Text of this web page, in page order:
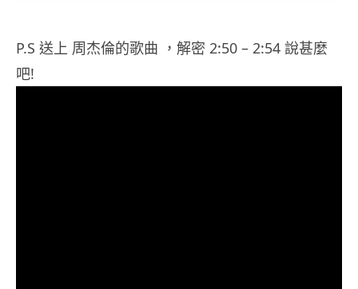
P.S 送上 周杰倫的歌曲 ，解密 2:50 – 2:54 說甚麼
吧!